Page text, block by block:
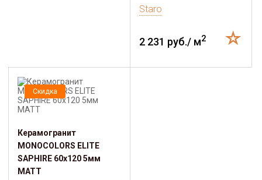
Staro
2 231 руб./ м2
Скидка
Керамогранит
MONOCOLORS ELITE
SAPHIRE 60х120 5мм
MATT